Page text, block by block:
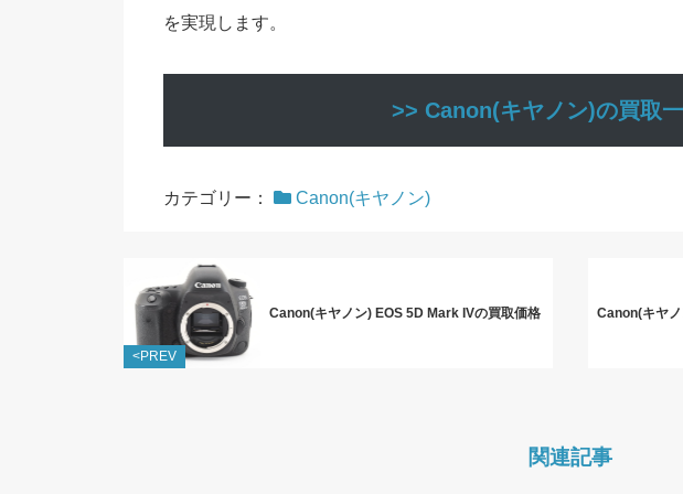
を実現します。
>> Canon(キヤノン)の買取
カテゴリー： Canon(キヤノン)
<PREV
Canon(キヤノン) EOS 5D Mark IVの買取価格 Canon(キヤ
関連記事